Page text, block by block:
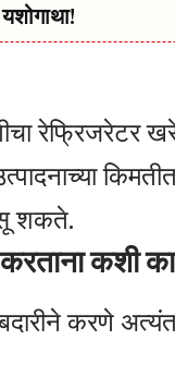
रेफ्रिजरेटर
शकते.
कशी
करणे